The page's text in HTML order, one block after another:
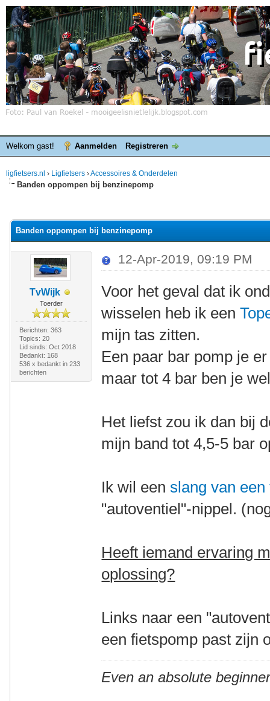
Welkom gast! Aanmelden Registreren
ligfietsers.nl › Ligfietsers ›Accessoires & Onderdelen
Banden oppompen bij benzinepomp
Banden oppompen bij benzinepomp
TvWijk
Toerder
Berichten: 363
Topics: 20
Lid sinds: Oct 2018
Bedankt: 168
536 x bedankt in 233
berichten
12-Apr-2019, 09:19 PM
Voor het geval dat ik
wisselen heb ik een
mijn tas zitten.
Een paar bar pomp je
maar tot 4 bar ben je
Het liefst zou ik dan bij
mijn band tot 4,5-5 bar
Ik wil eenslang van
"autoventiel"-nippel.
Heeft iemand ervaring
oplossing?
Links naar een
een fietspomp past zijn
Even an absolute